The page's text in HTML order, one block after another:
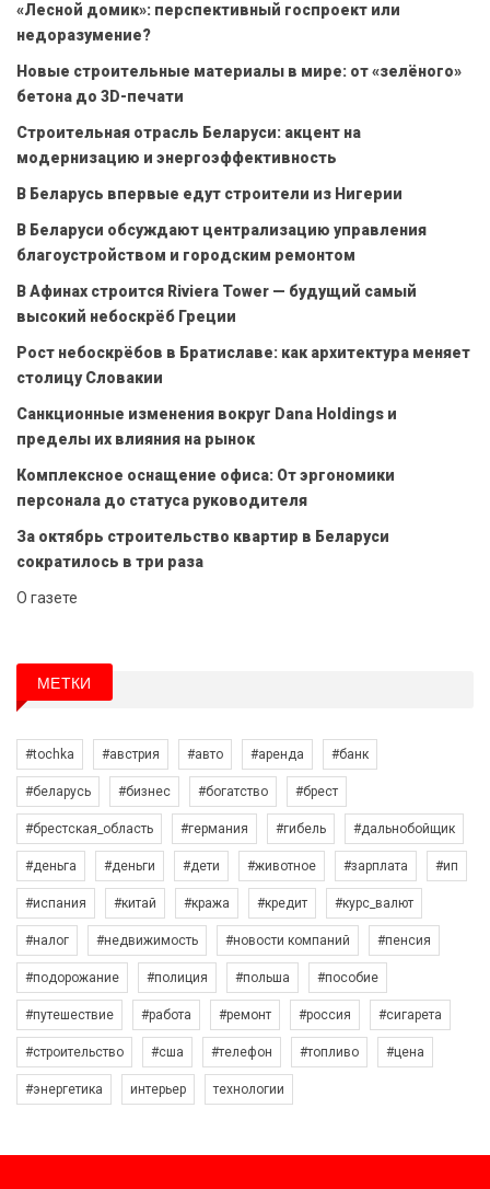
«Лесной домик»: перспективный госпроект или
недоразумение?
Новые строительные материалы в мире: от «зелёного»
бетона до 3D-печати
Строительная отрасль Беларуси: акцент на
модернизацию и энергоэффективность
В Беларусь впервые едут строители из Нигерии
В Беларуси обсуждают централизацию управления
благоустройством и городским ремонтом
В Афинах строится Riviera Tower — будущий самый
высокий небоскрёб Греции
Рост небоскрёбов в Братиславе: как архитектура меняет
столицу Словакии
Санкционные изменения вокруг Dana Holdings и
пределы их влияния на рынок
Комплексное оснащение офиса: От эргономики
персонала до статуса руководителя
За октябрь строительство квартир в Беларуси
сократилось в три раза
О газете
МЕТКИ
#tochka #австрия #авто #аренда #банк
#беларусь #бизнес #богатство #брест
#брестская_область #германия #гибель #дальнобойщик
#деньга #деньги #дети #животное #зарплата #ип
#испания #китай #кража #кредит #курс_валют
#налог #недвижимость #новости компаний #пенсия
#подорожание #полиция #польша #пособие
#путешествие #работа #ремонт #россия #сигарета
#строительство #сша #телефон #топливо #цена
#энергетика интерьер технологии